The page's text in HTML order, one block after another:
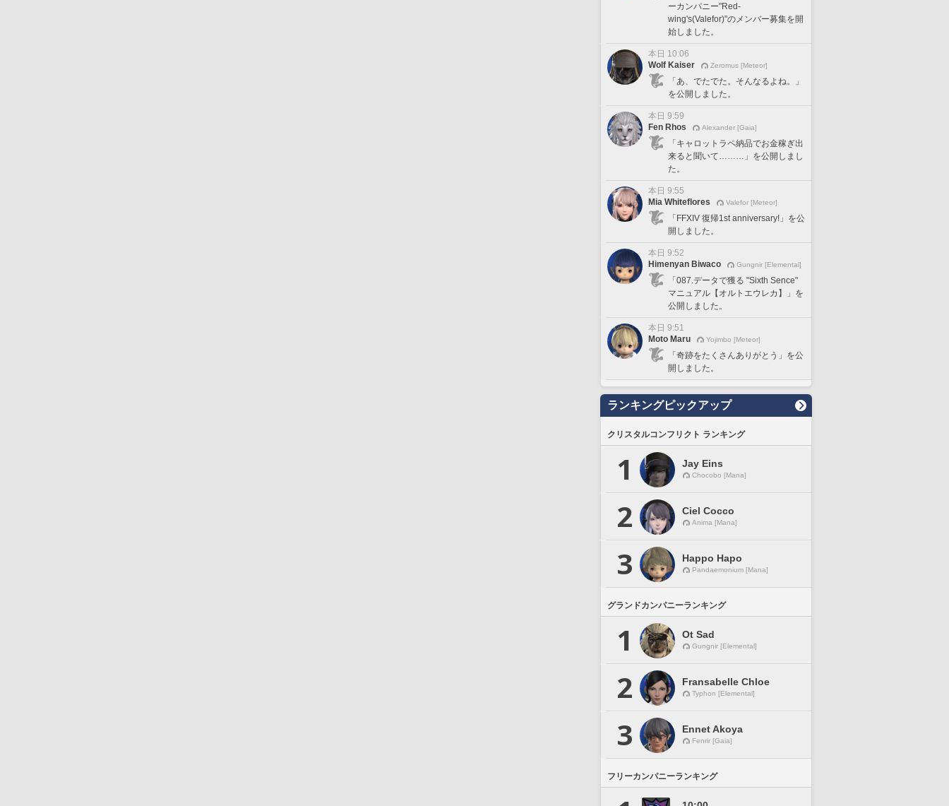
ーカンパニー"Red-
wing's(Valefor)"のメンバー募集を開
始しました。
本日 10:06
Wolf Kaiser
Zeromus [Meteor]
「あ、でたでた。そんなるよね。」
を公開しました。
本日 9:59
Fen Rhos
Alexander [Gaia]
「キャロットラペ納品でお金稼ぎ出
来ると聞いて………」を公開しまし
た。
本日 9:55
Mia Whiteflores
Valefor [Meteor]
「FFXIV 復帰1st anniversary!」を公
開しました。
本日 9:52
Himenyan Biwaco
Gungnir [Elemental]
「087.データで獲る "Sixth Sence"
マニュアル【オルトエウレカ】」を
公開しました。
本日 9:51
Moto Maru
Yojimbo [Meteor]
「奇跡をたくさんありがとう」を公
開しました。
ランキングピックアップ
クリスタルコンフリクト ランキング
1 Jay Eins
Chocobo [Mana]
2 Ciel Cocco
Anima [Mana]
3 Happo Hapo
Pandaemonium [Mana]
グランドカンパニーランキング
1 Ot Sad
Gungnir [Elemental]
2 Fransabelle Chloe
Typhon [Elemental]
3 Ennet Akoya
Fenrir [Gaia]
フリーカンパニーランキング